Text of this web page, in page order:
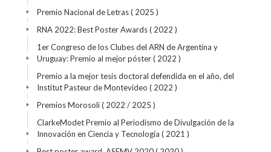
Premio Nacional de Letras( 2025 )
+
RNA 2022: Best Poster Awards( 2022 )
+
1er Congreso de los Clubes del ARN de Argentina y
Uruguay: Premio al mejor póster( 2022 )
+
Premio a la mejor tesis doctoral defendida en el año, del
Institut Pasteur de Montevideo ( 2022 )
+
Premios Morosoli( 2022 / 2025 )
+
ClarkeModet Premio al Periodismo de Divulgación de la
Innovación en Ciencia y Tecnología ( 2021 )
+